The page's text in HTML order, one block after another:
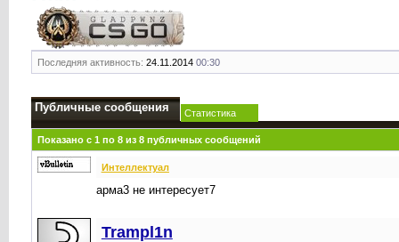
Последняя активность: 24.11.2014 00:30
Публичные сообщения Статистика
Показано с 1 по 8из 8публичных сообщений
Интеллектуал
арма3 не интересует7
Trampl1n